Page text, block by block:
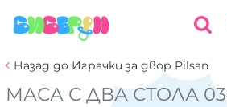
Назад до Играчки за двор Pilsan
МАСА С ДВА СТОЛА